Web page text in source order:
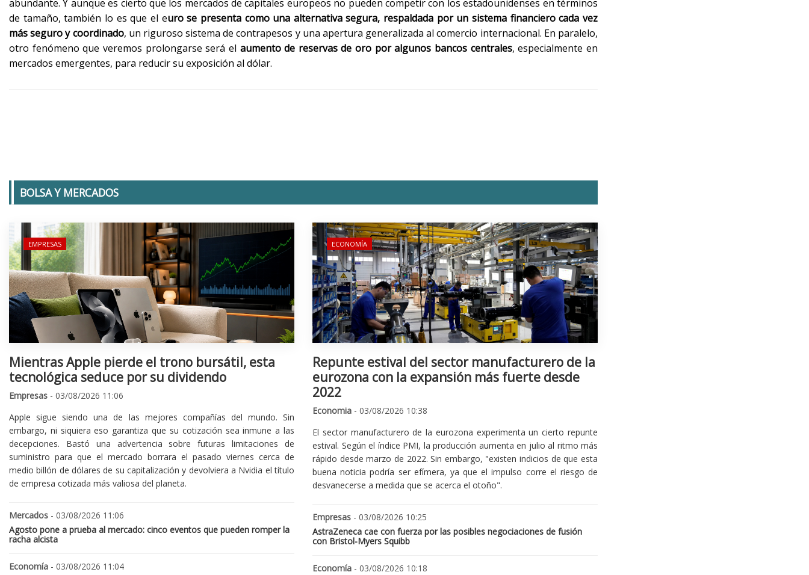
abundante. Y aunque es cierto que los mercados de capitales europeos no pueden competir con los estadounidenses en términos
de tamaño, también lo es que el euro se presenta como una alternativa segura, respaldada por un sistema financiero cada vez
más seguro y coordinado, un riguroso sistema de contrapesos y una apertura generalizada al comercio internacional. En paralelo,
otro fenómeno que veremos prolongarse será el aumento de reservas de oro por algunos bancos centrales, especialmente en
mercados emergentes, para reducir su exposición al dólar.
BOLSA Y MERCADOS
EMPRESAS
Mientras Apple pierde el trono bursátil, esta
tecnológica seduce por su dividendo
Empresas - 03/08/2026 11:06
Apple sigue siendo una de las mejores compañías del mundo. Sin
embargo, ni siquiera eso garantiza que su cotización sea inmune a las
decepciones. Bastó una advertencia sobre futuras limitaciones de
suministro para que el mercado borrara el pasado viernes cerca de
medio billón de dólares de su capitalización y devolviera a Nvidia el título
de empresa cotizada más valiosa del planeta.
Mercados - 03/08/2026 11:06
Agosto pone a prueba al mercado: cinco eventos que pueden romper la
racha alcista
Economía - 03/08/2026 11:04
ECONOMÍA
Repunte estival del sector manufacturero de la
eurozona con la expansión más fuerte desde
2022
Economia - 03/08/2026 10:38
El sector manufacturero de la eurozona experimenta un cierto repunte
estival. Según el índice PMI, la producción aumenta en julio al ritmo más
rápido desde marzo de 2022. Sin embargo, "existen indicios de que esta
buena noticia podría ser efímera, ya que el impulso corre el riesgo de
desvanecerse a medida que se acerca el otoño".
Empresas - 03/08/2026 10:25
AstraZeneca cae con fuerza por las posibles negociaciones de fusión
con Bristol-Myers Squibb
Economía - 03/08/2026 10:18